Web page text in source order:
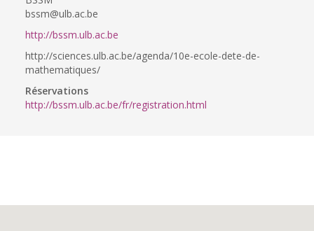
bssm@ulb.ac.be
http://bssm.ulb.ac.be
http://sciences.ulb.ac.be/agenda/10e-ecole-dete-de-
mathematiques/
Réservations
http://bssm.ulb.ac.be/fr/registration.html